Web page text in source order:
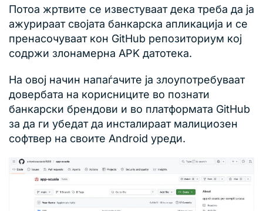
Потоа жртвите се известуваат дека треба да ја
ажурираат својата банкарска апликација и се
пренасочуваат кон GitHub репозиториум кој
содржи злонамерна APK датотека.
На овој начин напаѓачите ја злоупотребуваат
довербата на корисниците во познати
банкарски брендови и во платформата GitHub
за да ги убедат да инсталираат малициозен
софтвер на своите Android уреди.